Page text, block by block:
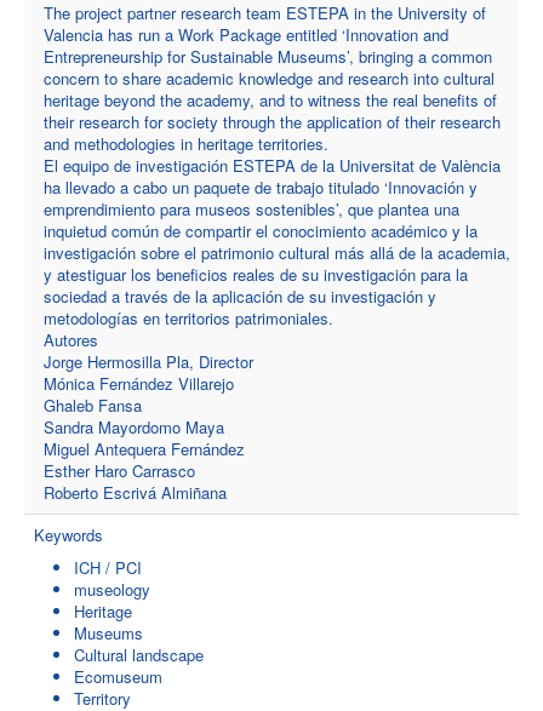
The project partner research team ESTEPA in the University of
Valencia has run a Work Package entitled ‘Innovation and
Entrepreneurship for Sustainable Museums’, bringing a common
concern to share academic knowledge and research into cultural
heritage beyond the academy, and to witness the real benefits of
their research for society through the application of their research
and methodologies in heritage territories.
El equipo de investigación ESTEPA de la Universitat de València
ha llevado a cabo un paquete de trabajo titulado ‘Innovación y
emprendimiento para museos sostenibles’, que plantea una
inquietud común de compartir el conocimiento académico y la
investigación sobre el patrimonio cultural más allá de la academia,
y atestiguar los beneficios reales de su investigación para la
sociedad a través de la aplicación de su investigación y
metodologías en territorios patrimoniales.
Autores
Jorge Hermosilla Pla, Director
Mónica Fernández Villarejo
Ghaleb Fansa
Sandra Mayordomo Maya
Miguel Antequera Fernández
Esther Haro Carrasco
Roberto Escrivá Almiñana
Keywords
ICH / PCI
museology
Heritage
Museums
Cultural landscape
Ecomuseum
Territory